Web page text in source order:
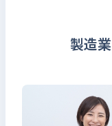
製造